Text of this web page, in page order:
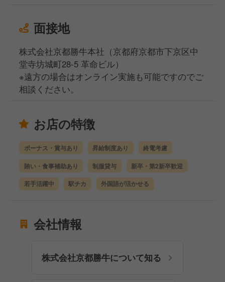
面接地
株式会社京都勝牛本社（京都府京都市下京区中
堂寺坊城町28-5 革命ビル）
※遠方の場合はオンライン実施も可能ですのでご
相談ください。
お店の特徴
ボーナス・賞与あり 昇給制度あり 終電考慮
賄い・食事補助あり 制服貸与 新卒・第2新卒歓迎
若手活躍中 駅チカ 外国語が活かせる
会社情報
株式会社京都勝牛について知る